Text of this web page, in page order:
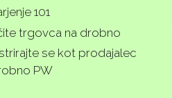
101
trgovca na drobno
se kot prodajalec
PW